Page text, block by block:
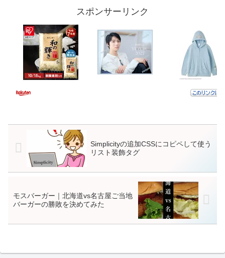
スポンサーリンク
Simplicityの追加CSSにコピペして使う
リスト装飾タグ
モスバーガー｜北海道vs名古屋ご当地
バーガーの勝敗を決めてみた